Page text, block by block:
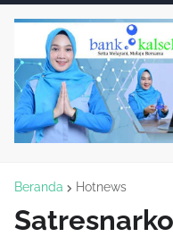
Beranda Hotnews